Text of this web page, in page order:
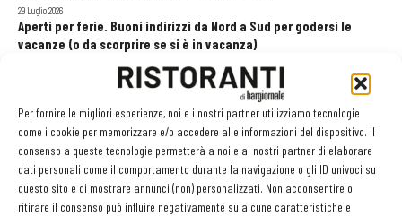
Per fornire le migliori esperienze, noi e i nostri partner utilizziamo tecnologie
come i cookie per memorizzare e/o accedere alle informazioni del dispositivo. Il
consenso a queste tecnologie permetterà a noi e ai nostri partner di elaborare
dati personali come il comportamento durante la navigazione o gli ID univoci su
questo sito e di mostrare annunci (non) personalizzati. Non acconsentire o
ritirare il consenso può influire negativamente su alcune caratteristiche e
29 Luglio 2026
Aperti per ferie. Buoni indirizzi da Nord a Sud per godersi le
vacanze (o da scorprire se si è in vacanza)
Recensioni online, Fipe e le associazioni del turismo chiedono
modifiche alle Linee Guida dell’Antitrust
20 Luglio 2026
EDICOLA WEB